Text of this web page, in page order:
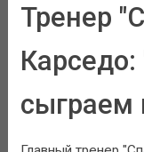
Тренер
сыграем